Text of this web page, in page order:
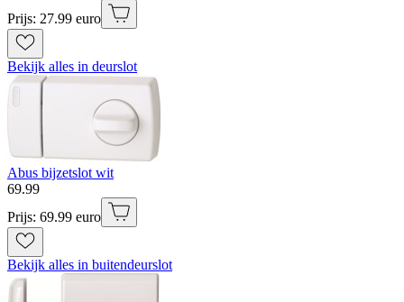
Prijs: 27.99 euro
Bekijk alles in deurslot
Abus bijzetslot wit
69.99
Prijs: 69.99 euro
Bekijk alles in buitendeurslot